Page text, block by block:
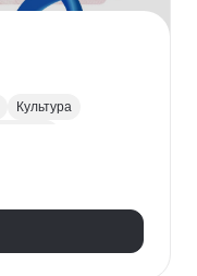
Культура